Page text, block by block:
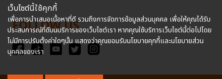
FOLLOW US
เว็บไซต์นี้ใช้คุกกี้
เพื่อการนำเสนอเนื้อหาที่ดี รวมถึงการจัดการข้อมูลส่วนบุคคล เพื่อให้คุณได้รับ
ประสบการณ์ที่ดีบนบริการของเว็บไซต์เรา หากคุณใช้บริการเว็บไซต์นี้ต่อไปโดย
ไม่มีการปรับตั้งค่าใดๆนั้น แสดงว่าคุณยอมรับนโยบายคุกกี้และนโยบายส่วน
บุคคลของเรา